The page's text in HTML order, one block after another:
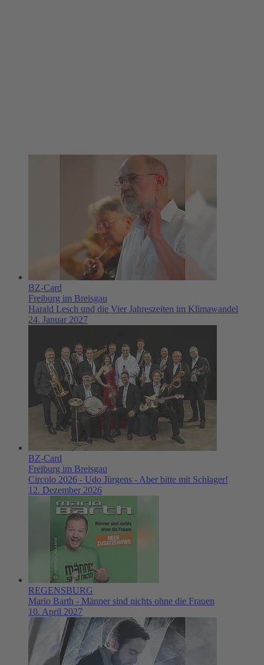
BZ-Card
Freiburg im Breisgau
Harald Lesch und die Vier Jahreszeiten im Klimawandel
24. Januar 2027
BZ-Card
Freiburg im Breisgau
Circolo 2026 - Udo Jürgens - Aber bitte mit Schlager!
12. Dezember 2026
REGENSBURG
Mario Barth - Männer sind nichts ohne die Frauen
10. April 2027